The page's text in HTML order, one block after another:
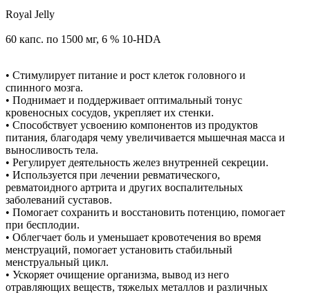
Royal Jelly
60 капс. по 1500 мг, 6 % 10-HDA
• Стимулирует питание и рост клеток головного и
спинного мозга.
• Поднимает и поддерживает оптимальный тонус
кровеносных сосудов, укрепляет их стенки.
• Способствует усвоению компонентов из продуктов
питания, благодаря чему увеличивается мышечная масса и
выносливость тела.
• Регулирует деятельность желез внутренней секреции.
• Используется при лечении ревматического,
ревматоидного артрита и других воспалительных
заболеваний суставов.
• Помогает сохранить и восстановить потенцию, помогает
при бесплодии.
• Облегчает боль и уменьшает кровотечения во время
менструаций, помогает установить стабильный
менструальный цикл.
• Ускоряет очищение организма, вывод из него
отравляющих веществ, тяжелых металлов и различных